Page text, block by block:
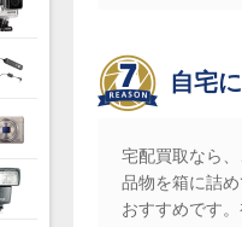
自宅
宅配買取なら
品物を箱に詰
おすすめです